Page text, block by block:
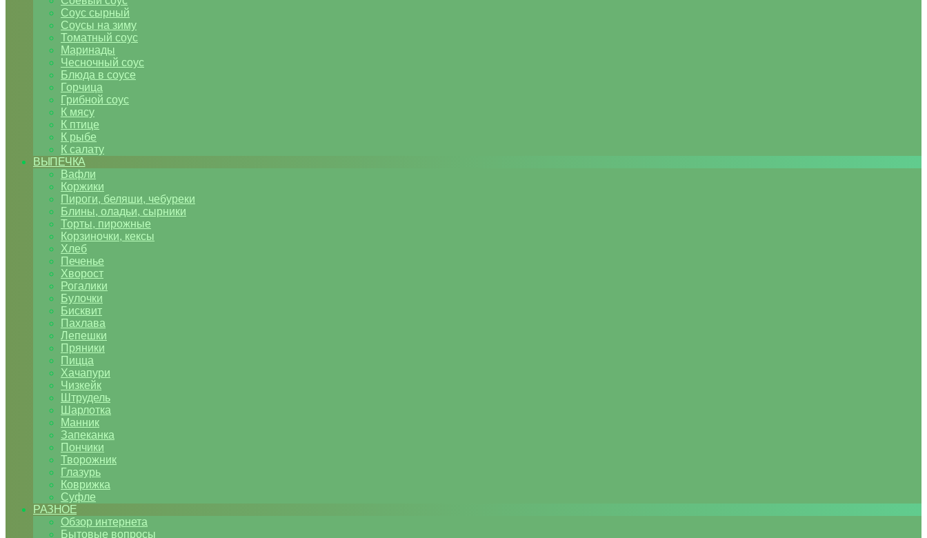
Соус сырный
Соусы на зиму
Томатный соус
Маринады
Чесночный соус
Блюда в соусе
Горчица
Грибной соус
К мясу
К птице
К рыбе
К салату
ВЫПЕЧКА
Вафли
Коржики
Пироги, беляши, чебуреки
Блины, оладьи, сырники
Торты, пирожные
Корзиночки, кексы
Хлеб
Печенье
Хворост
Рогалики
Булочки
Бисквит
Пахлава
Лепешки
Пряники
Пицца
Хачапури
Чизкейк
Штрудель
Шарлотка
Манник
Запеканка
Пончики
Творожник
Глазурь
Коврижка
Суфле
РАЗНОЕ
Обзор интернета
Бытовые вопросы